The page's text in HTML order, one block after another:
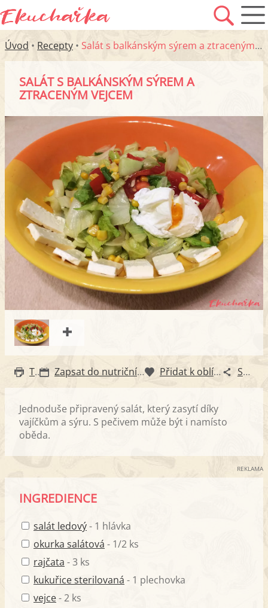
Úvod • Recepty • Salát s balkánským sýrem a ztraceným vejcem
SALÁT S BALKÁNSKÝM SÝREM A
ZTRACENÝM VEJCEM
Tisk Zapsat do nutričního diáře Přidat k oblíbeným Sdílet
Jednoduše připravený salát, který zasytí díky
vajíčkům a sýru. S pečivem může být i namísto
oběda.
REKLAMA
INGREDIENCE
salát ledový- 1 hlávka
okurka salátová - 1/2 ks
rajčata - 3 ks
kukuřice sterilovaná - 1 plechovka
vejce- 2 ks